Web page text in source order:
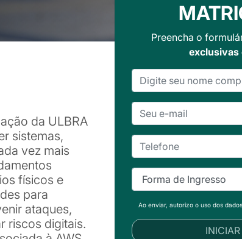
Preencha o
exclusivas
Ao enviar, autorizo o uso dos
da ULBRA
sistemas,
vez mais
físicos e
para
ataques,
riscos digitais.